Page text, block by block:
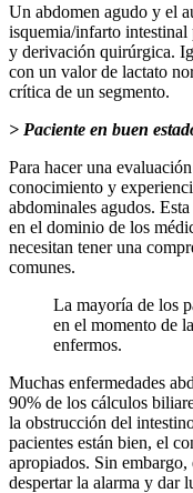
Un abdomen agudo y el
isquemia/infarto
y derivación quirúrgica.
con un valor de lactato
crítica de un segmento.
> Paciente en buen
Para hacer una
conocimiento y
abdominales agudos.
en el dominio de los
necesitan tener una
comunes.
La mayoría de los
en el momento de
enfermos.
Muchas enfermedades
90% de los cálculos
la obstrucción del
pacientes están bien, el
apropiados. Sin
despertar la alarma y dar